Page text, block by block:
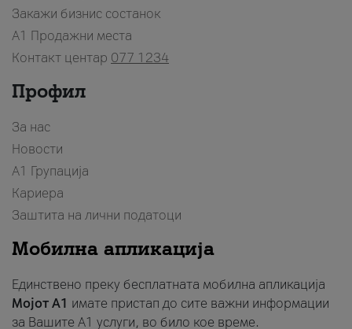
Закажи бизнис состанок
A1 Продажни места
Контакт центар 077 1234
Профил
За нас
Новости
А1 Групација
Кариера
Заштита на лични податоци
Мобилна апликација
Единствено преку бесплатната мобилна апликација
Мојот A1 имате пристап до сите важни информации
за Вашите A1 услуги, во било кое време.